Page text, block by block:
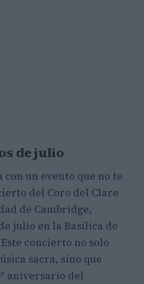
de julio
un evento que no te
del Coro del Clare
de Cambridge,
julio en la Basílica de
concierto no solo
sacra, sino que
aniversario del